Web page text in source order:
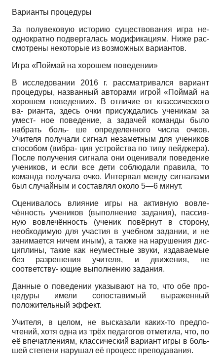
Варианты процедуры
За полувековую историю существования игра не-
однократно подвергалась модификациям. Ниже рас-
смотрены некоторые из возможных вариантов.
Игра «Поймай на хорошем поведении»
В исследовании 2016 г. рассматривался вариант
процедуры, названный авторами игрой «Поймай на
хорошем поведении». В отличие от классического
ва- рианта, здесь очки присуждались ученикам за
умест- ное поведение, а задачей команды было
набрать боль- ше определенного числа очков.
Учителя получали сигнал незаметным для учеников
способом (вибра- ция устройства по типу пейджера).
После получения сигнала они оценивали поведение
учеников, и если все дети соблюдали правила, то
команда получала очко. Интервал между сигналами
был случайным и составлял около 5—6 минут.
Оценивалось влияние игры на активную вовле-
чённость учеников (выполнение задания), пассив-
ную вовлечённость (ученик повёрнут в сторону,
необходимую для участия в учебном задании, и не
занимается ничем иным), а также на нарушения дис-
циплины, такие как неуместные звуки, издаваемые
без разрешения учителя, и движения, не
соответству- ющие выполнению задания.
Данные о поведении указывают на то, что обе про-
цедуры имели сопоставимый выраженный
положительный эффект.
Учителя, в целом, не высказали каких-то предпо-
чтений, хотя одна из трёх педагогов отметила, что, по
её впечатлениям, классический вариант игры в боль-
шей степени нарушал её процесс преподавания.